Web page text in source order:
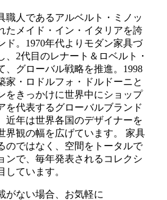
職人であるアルベルト・ミノッ
たメイド・イン・イタリアを誇
ド。1970年代よりモダン家具づ
、2代目のレナート＆ロベルト・
、グローバル戦略を推進。1998
家・ロドルフォ・ドルドーニと
をきっかけに世界中にショップ
を代表するグローバルブランド
近年は世界各国のデザイナーを
界観の幅を広げています。 家具
のではなく、空間をトータルで
ンで、毎年発表されるコレクシ
しています。
がない場合、お気軽に